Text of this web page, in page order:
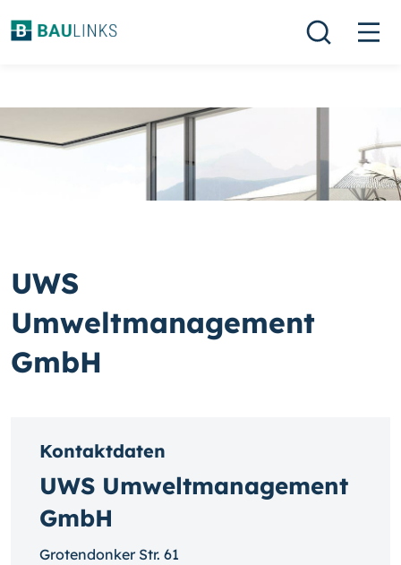
UWS
Umweltmanagement
GmbH
Kontaktdaten
UWS Umweltmanagement
GmbH
Grotendonker Str. 61